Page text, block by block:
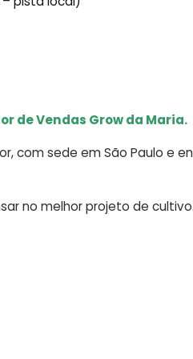
de Vendas Grow da Maria.
com sede em São Paulo e
no melhor projeto de cultivo.